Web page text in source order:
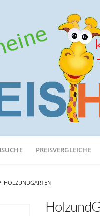
PREISVERGLEICHE
HOLZUNDGARTEN